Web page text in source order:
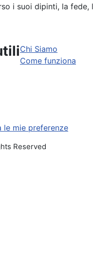
i suoi dipinti, la
segreti e rinascita di un
Chi Siamo
Come funziona
le mie preferenze
Reserved